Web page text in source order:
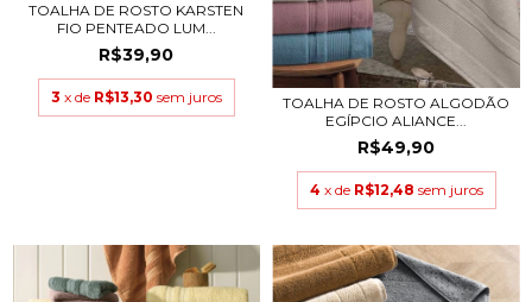
TOALHA DE ROSTO KARSTEN
FIO PENTEADO LUM...
R$39,90
3 x de R$13,30 sem juros
TOALHA DE ROSTO ALGODÃO
EGÍPCIO ALIANCE...
R$49,90
4 x de R$12,48 sem juros